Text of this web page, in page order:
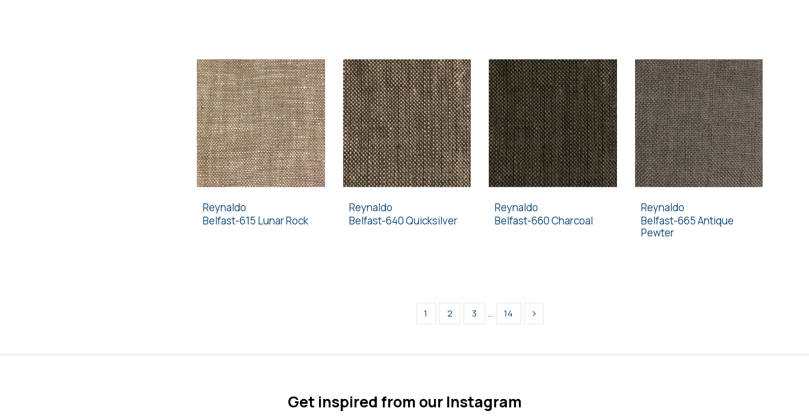
Reynaldo
Belfast-615 Lunar Rock
Reynaldo
Belfast-640 Quicksilver
Reynaldo
Belfast-660 Charcoal
Reynaldo
Belfast-665 Antique
Pewter
1 2 3 … 14
Get inspired from our Instagram